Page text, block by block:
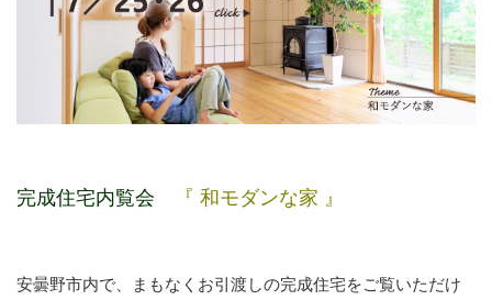
完成住宅内覧会 『 和モダンな家 』
安曇野市内で、まもなくお引渡しの完成住宅をご覧いただけ